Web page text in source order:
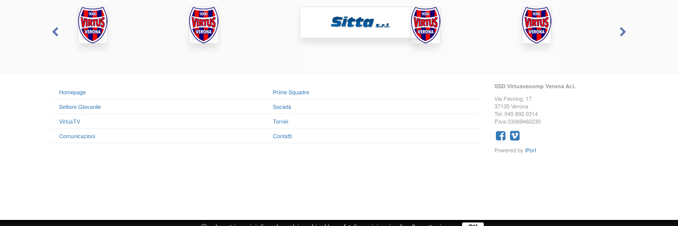
Homepage
Prime Squadre
Settore Giovanile
Società
VirtusTV
Tornei
Comunicazioni
Contatti
SSD Virtusvecomp Verona Ar.l.
Via Fleming, 17
37135 Verona
Tel. 045 892 0314
P.iva 03069460230
Powered by iPort